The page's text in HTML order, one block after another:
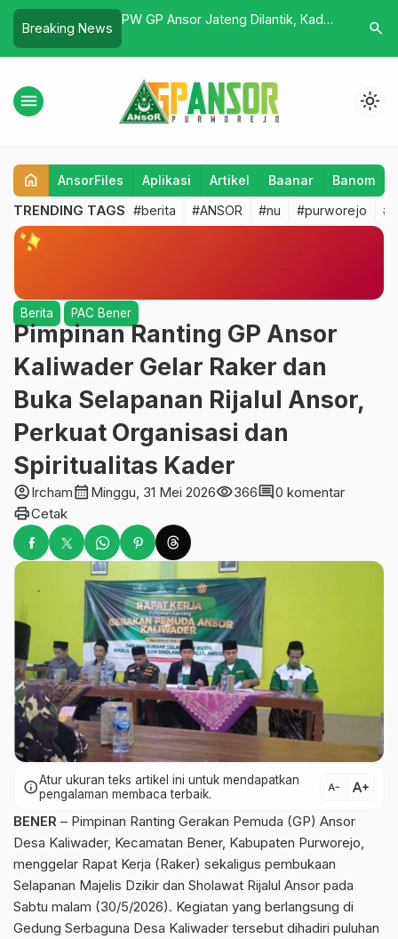
Breaking News
di Lima Zona
PW GP Ansor Jateng Dilantik, Kader
Kreativitas Ekonomi
Ansor
search
menu light_mode
home AnsorFiles Aplikasi Artikel Baanar Banom
TRENDING TAGS #berita #ANSOR #nu #purworejo
Berita PAC Bener
Pimpinan Ranting GP Ansor
Kaliwader Gelar Raker dan
Buka Selapanan Rijalul Ansor,
Perkuat Organisasi dan
Spiritualitas Kader
account_circleIrchamcalendar_month Minggu, 31 Mei 2026visibility366comment0 komentar
printCetak
infoAtur ukuran teks artikel ini untuk mendapatkan
pengalaman membaca terbaik.
text_decrease text_increase
BENER – Pimpinan Ranting Gerakan Pemuda (GP) Ansor
Desa Kaliwader, Kecamatan Bener, Kabupaten Purworejo,
menggelar Rapat Kerja (Raker) sekaligus pembukaan
Selapanan Majelis Dzikir dan Sholawat Rijalul Ansor pada
Sabtu malam (30/5/2026). Kegiatan yang berlangsung di
Gedung Serbaguna Desa Kaliwader tersebut dihadiri puluhan